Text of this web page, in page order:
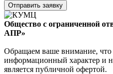
Отправить заявку
Общество с ограниченной
АПР»
Обращаем ваше внимание, что
информационный характер и
является публичной офертой.